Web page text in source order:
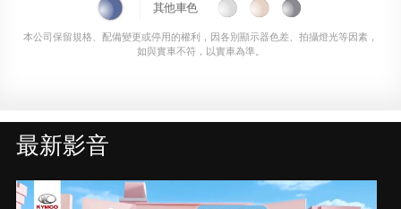
其他車色
本公司保留規格、配備變更或停用的權利，因各別顯示器色差、拍攝燈光等因素，
如與實車不符，以實車為準。
最新影音